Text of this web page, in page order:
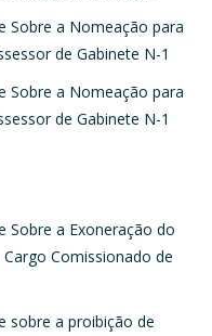
Sobre a Nomeação para
de Gabinete N-1
Sobre a Nomeação para
de Gabinete N-1
Sobre a Exoneração do
Comissionado de
sobre a proibição de